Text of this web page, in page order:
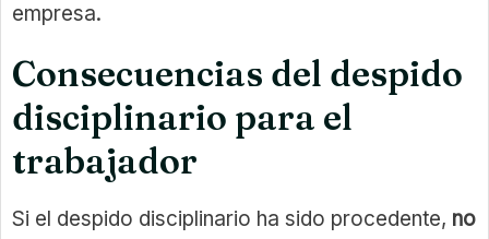
empresa.
Consecuencias del despido
disciplinario para el
trabajador
Si el despido disciplinario ha sido procedente, no